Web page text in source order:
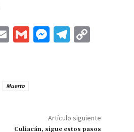
E
l
G
M
r
Te
n
Muerto
Artículo siguiente
Culiacán, sigue estos pasos